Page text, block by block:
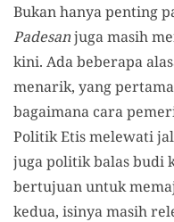
Bukan hanya penting
Padesanjuga masih
kini. Ada beberapa
menarik, yang
bagaimana cara
Politik Etis melewati
juga politik balas budi
bertujuan untuk
kedua, isinya masih